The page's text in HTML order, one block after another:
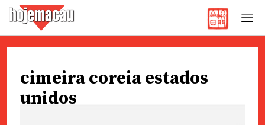
contentcimeira coreia estados
unidos